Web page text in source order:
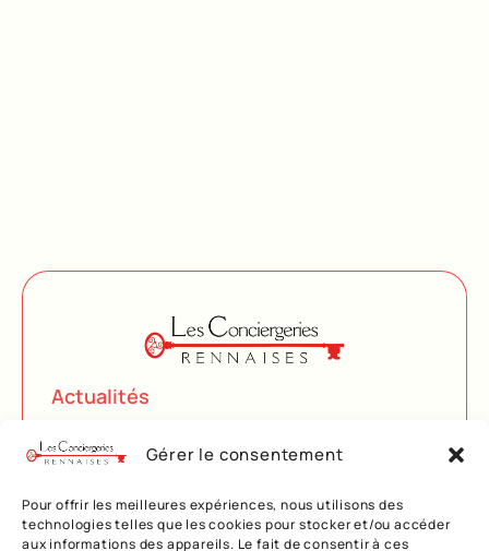
Gérer le consentement
Pour offrir les meilleures expériences, nous utilisons des
technologies telles que les cookies pour stocker et/ou accéder
aux informations des appareils. Le fait de consentir à ces
Actualités
Késako
Contact